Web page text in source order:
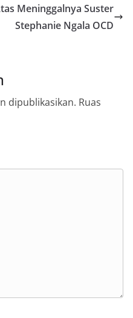
Meninggalnya Suster
Stephanie Ngala OCD
dipublikasikan. Ruas